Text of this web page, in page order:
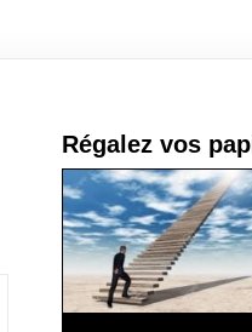
Régalez vos